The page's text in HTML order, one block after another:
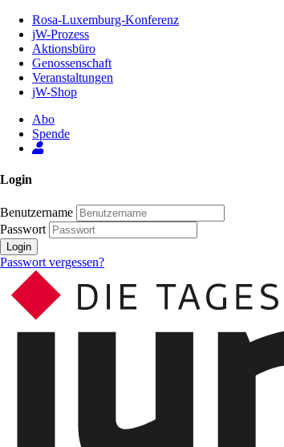
Inhalt
Seite
Rosa-Luxemburg-Konferenz
jW-Prozess
Aktionsbüro
Genossenschaft
Veranstaltungen
jW-Shop
Abo
Spende
Login
Benutzername
Passwort
Login
Passwort vergessen?